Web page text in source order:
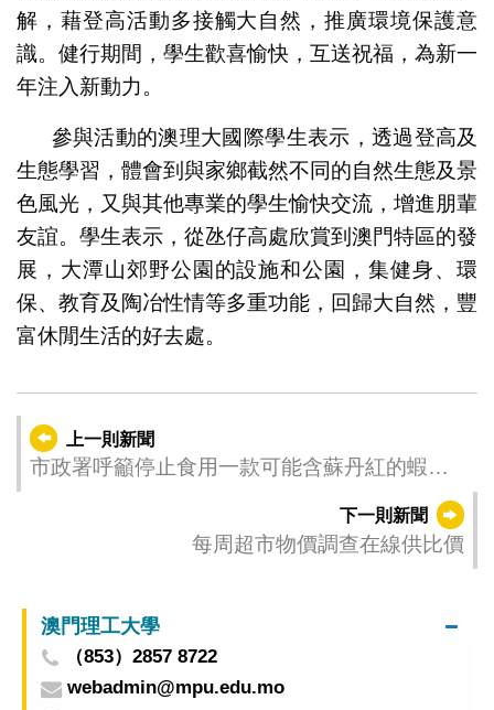
解，藉登高活動多接觸大自然，推廣環境保護意
識。健行期間，學生歡喜愉快，互送祝福，為新一
年注入新動力。
參與活動的澳理大國際學生表示，透過登高及
生態學習，體會到與家鄉截然不同的自然生態及景
色風光，又與其他專業的學生愉快交流，增進朋輩
友誼。學生表示，從氹仔高處欣賞到澳門特區的發
展，大潭山郊野公園的設施和公園，集健身、環
保、教育及陶冶性情等多重功能，回歸大自然，豐
富休閒生活的好去處。
上一則新聞
市政署呼籲停止食用一款可能含蘇丹紅的蝦條
下一則新聞
每周超市物價調查在線供比價
澳門理工大學
（853）2857 8722
webadmin@mpu.edu.mo